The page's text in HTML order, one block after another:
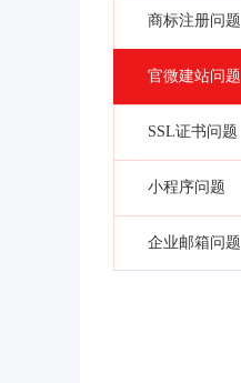
商标注册问题
官微建站问题
SSL证书问题
小程序问题
企业邮箱问题